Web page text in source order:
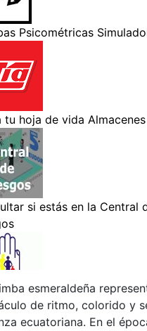
esmeraldeña
de ritmo, colorido y
ecuatoriana. En el